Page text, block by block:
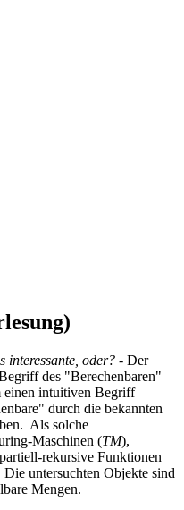
interessante, oder? - Der
des "Berechenbaren"
einen intuitiven Begriff
durch die bekannten
Als solche
Maschinen (TM),
rekursive Funktionen
untersuchten Objekte sind
Mengen.